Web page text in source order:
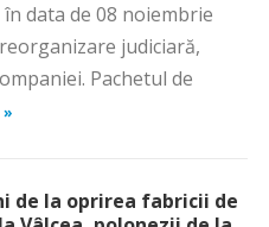
data de 08 noiembrie
reorganizare judiciară,
Pachetul de
»
de la oprirea fabricii de